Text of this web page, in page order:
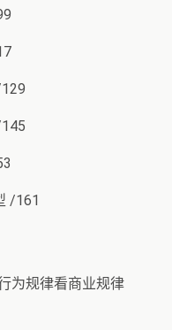
/161
为规律看商业规律